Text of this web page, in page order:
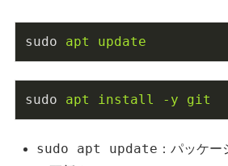
sudo apt update
sudo apt install -y git
sudo apt update ：パッケ